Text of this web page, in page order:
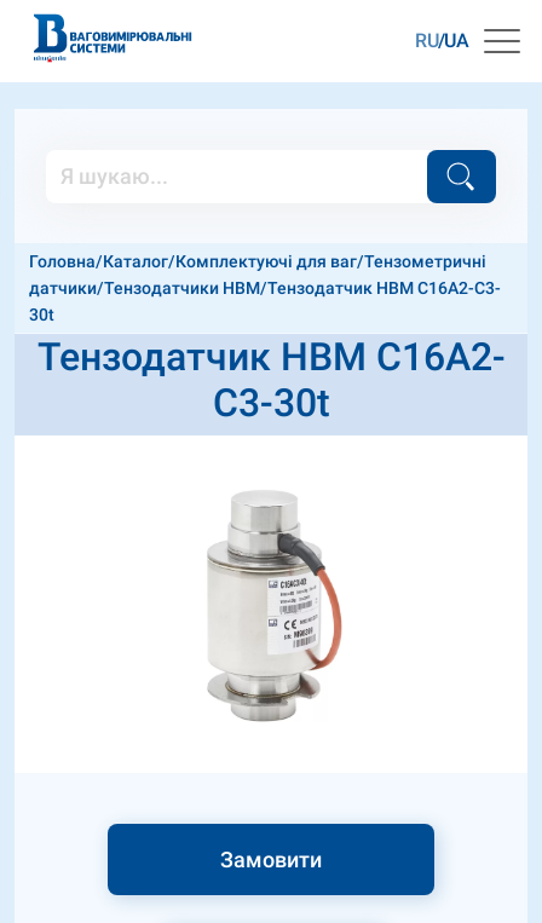
RU UA
Головна/Каталог/Комплектуючі для ваг/Тензометричні
датчики/Тензодатчики HBM/Тензодатчик HBM C16A2-C3-
30t
Тензодатчик HBM C16A2-
C3-30t
Замовити